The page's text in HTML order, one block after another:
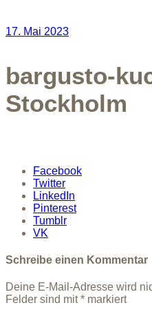
17. Mai 2023
bargusto-
Stockholm
Facebook
Twitter
LinkedIn
Pinterest
Tumblr
VK
Schreibe einen Kommentar
Deine E-Mail-Adresse wird
Felder sind mit* markiert